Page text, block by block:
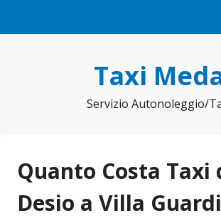
Taxi
Servizio Autonoleggio/
Quanto Costa Taxi
Desio a Villa